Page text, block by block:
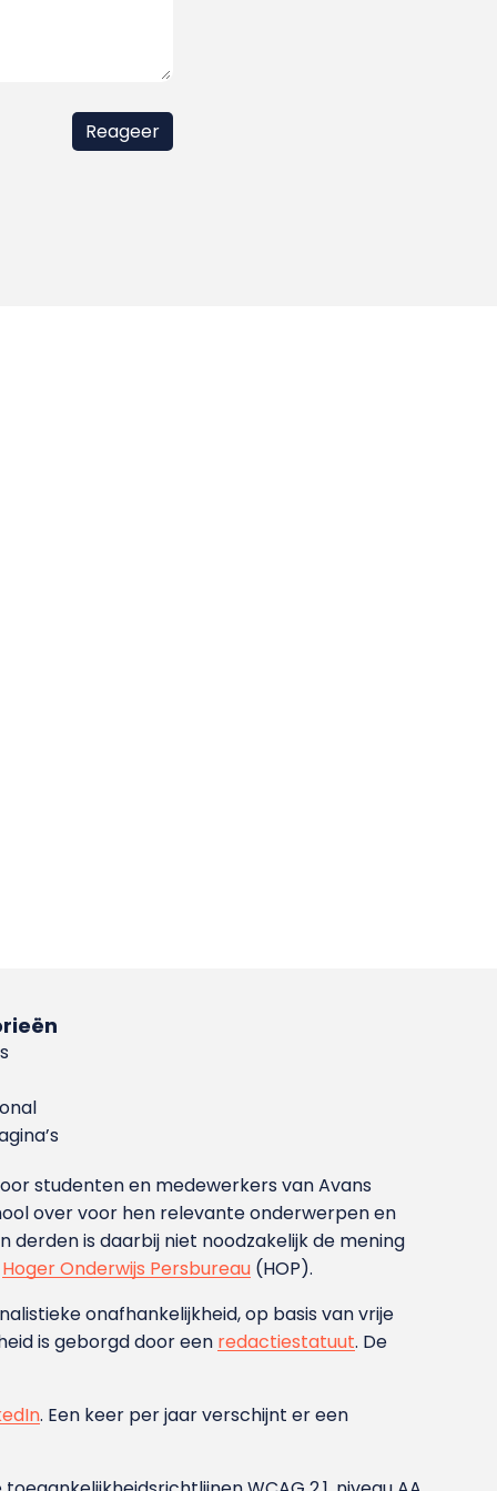
studenten en medewerkers van Avans
over voor hen relevante onderwerpen en
is daarbij niet noodzakelijk de mening
Hoger Onderwijs Persbureau (HOP).
onafhankelijkheid, op basis van vrije
is geborgd door een redactiestatuut. De
. Een keer per jaar verschijnt er een